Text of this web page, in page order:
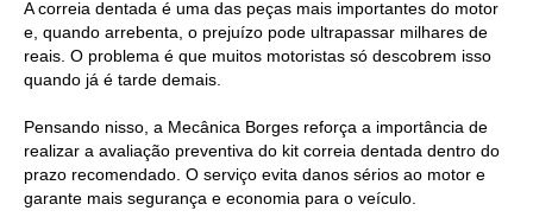
A correia dentada é uma das peças mais importantes do motor
e, quando arrebenta, o prejuízo pode ultrapassar milhares de
reais. O problema é que muitos motoristas só descobrem isso
quando já é tarde demais.
Pensando nisso, a Mecânica Borges reforça a importância de
realizar a avaliação preventiva do kit correia dentada dentro do
prazo recomendado. O serviço evita danos sérios ao motor e
garante mais segurança e economia para o veículo.